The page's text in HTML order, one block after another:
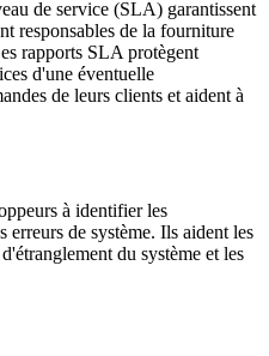
de service (SLA) garantissent
responsables de la fourniture
rapports SLA protègent
d'une éventuelle
de leurs clients et aident à
à identifier les
erreurs de système. Ils aident les
du système et les